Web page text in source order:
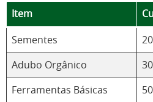
Item
Sementes
Adubo Orgânico
Ferramentas Básicas